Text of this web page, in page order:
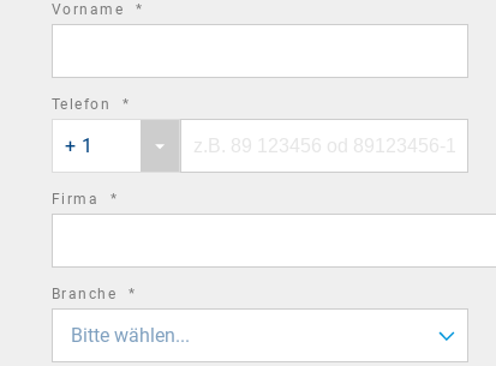
Vorname *
Telefon *
country
code
+ 1
number
Firma *
Branche *
Bitte wählen...